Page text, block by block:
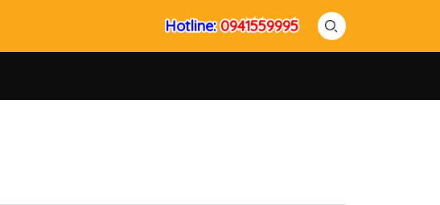
Hotline:0941559995
Hotline:0941559995